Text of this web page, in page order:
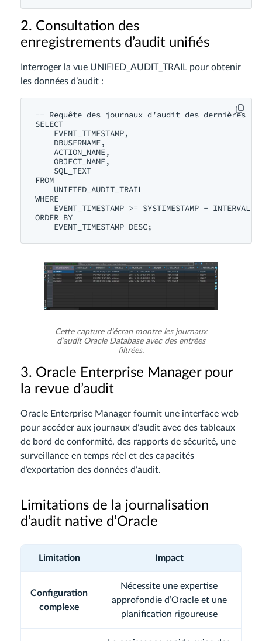
2. Consultation des
enregistrements d’audit unifiés
Interroger la vue UNIFIED_AUDIT_TRAIL pour obtenir
les données d’audit :
-- Requête des journaux d’audit des dernières 24
SELECT
    EVENT_TIMESTAMP,
    DBUSERNAME,
    ACTION_NAME,
    OBJECT_NAME,
    SQL_TEXT
FROM
    UNIFIED_AUDIT_TRAIL
WHERE
EVENT_TIMESTAMP >= SYSTIMESTAMP - INTERVAL
ORDER BY
Cette capture d’écran montre les journaux
d’audit Oracle Database avec des entrées
filtrées.
3. Oracle Enterprise Manager pour
la revue d’audit
Oracle Enterprise Manager fournit une interface web
pour accéder aux journaux d’audit avec des tableaux
de bord de conformité, des rapports de sécurité, une
surveillance en temps réel et des capacités
d’exportation des données d’audit.
Limitations de la journalisation
d’audit native d’Oracle
Limitation Impact
Configuration
complexe
Nécessite une expertise
approfondie d’Oracle et une
planification rigoureuse